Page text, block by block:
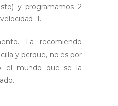
y programamos 2
1.
La recomiendo
y porque, no es por
el mundo que se la